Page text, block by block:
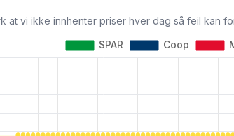
at vi ikke innhenter priser hver dag så feil kan